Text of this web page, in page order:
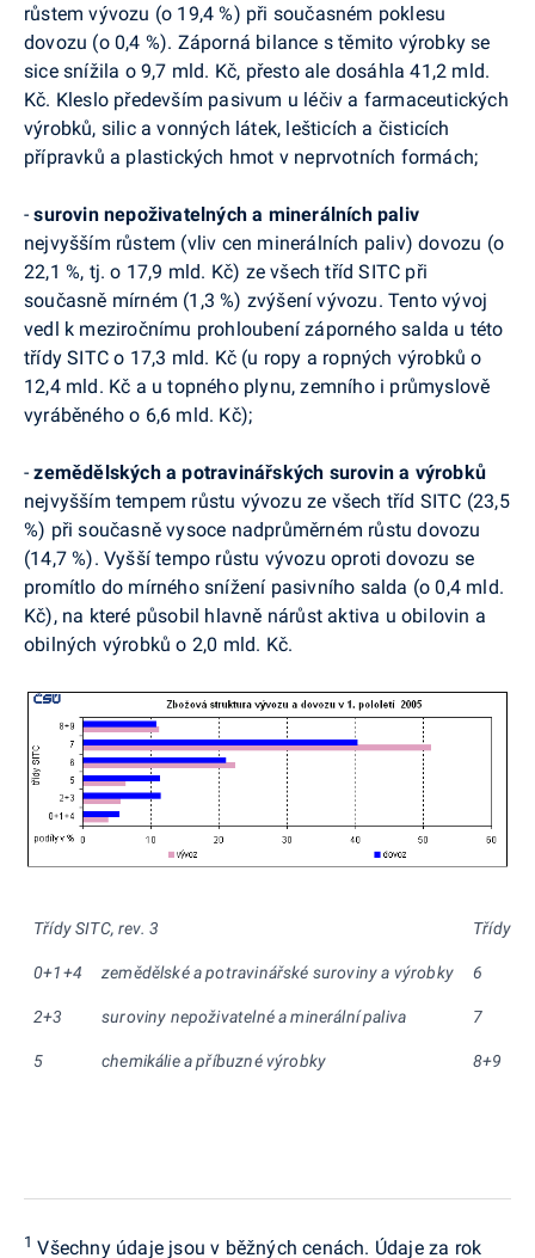
růstem vývozu (o 19,4 %) při současném poklesu
dovozu (o 0,4 %). Záporná bilance s těmito výrobky se
sice snížila o 9,7 mld. Kč, přesto ale dosáhla 41,2 mld.
Kč. Kleslo především pasivum u léčiv a farmaceutických
výrobků, silic a vonných látek, lešticích a čisticích
přípravků a plastických hmot v neprvotních formách;
-surovin nepoživatelných a minerálních paliv
nejvyšším růstem (vliv cen minerálních paliv) dovozu (o
22,1 %, tj. o 17,9 mld. Kč) ze všech tříd SITC při
současně mírném (1,3 %) zvýšení vývozu. Tento vývoj
vedl k meziročnímu prohloubení záporného salda u této
třídy SITC o 17,3 mld. Kč (u ropy a ropných výrobků o
12,4 mld. Kč a u topného plynu, zemního i průmyslově
vyráběného o 6,6 mld. Kč);
-zemědělských a potravinářských surovin a výrobků
nejvyšším tempem růstu vývozu ze všech tříd SITC (23,5
%) při současně vysoce nadprůměrném růstu dovozu
(14,7 %). Vyšší tempo růstu vývozu oproti dovozu se
promítlo do mírného snížení pasivního salda (o 0,4 mld.
Kč), na které působil hlavně nárůst aktiva u obilovin a
obilných výrobků o 2,0 mld. Kč.
Třídy SITC, rev. 3 Třídy
0+1+4 zemědělské a potravinářské suroviny a výrobky 6
2+3 suroviny nepoživatelné a minerální paliva 7
5 chemikálie a příbuzné výrobky 8+9
1 Všechny údaje jsou v běžných cenách. Údaje za rok